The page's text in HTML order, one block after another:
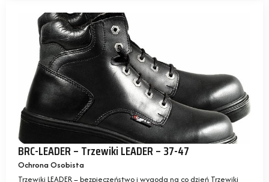
BRC-LEADER – Trzewiki LEADER – 37-47
Ochrona Osobista
Trzewiki LEADER – bezpieczeństwo i wygoda na co dzień Trzewiki